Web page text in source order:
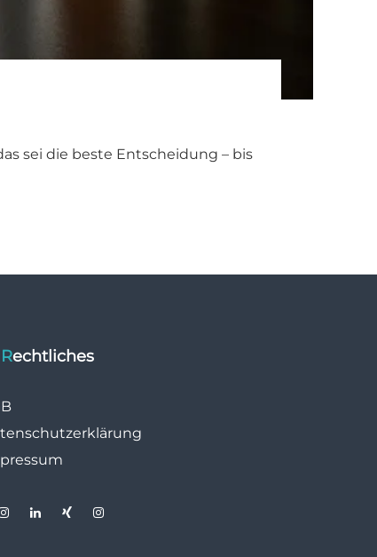
sei die beste Entscheidung – bis
Rechtliches